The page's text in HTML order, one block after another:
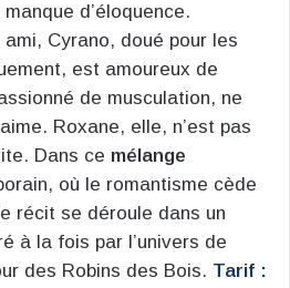
d’éloquence.
Cyrano, doué pour les
est amoureux de
de musculation, ne
Roxane, elle, n’est pas
Dans ce mélange
où le romantisme cède
récit se déroule dans un
à la fois par l’univers de
des Robins des Bois. Tarif :